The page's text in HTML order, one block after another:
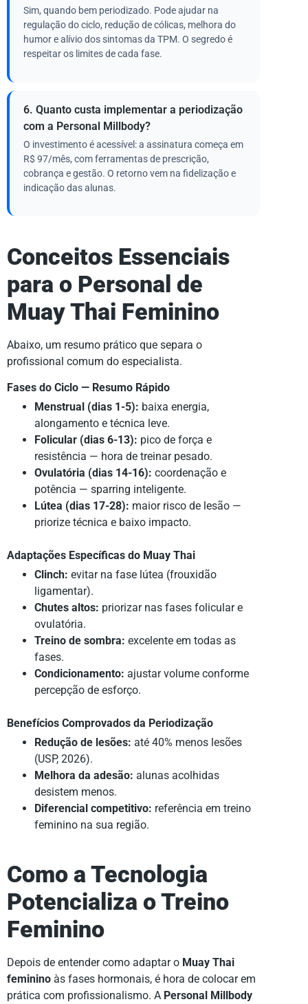
Sim, quando bem periodizado. Pode ajudar na
regulação do ciclo, redução de cólicas, melhora do
humor e alívio dos sintomas da TPM. O segredo é
respeitar os limites de cada fase.
6. Quanto custa implementar a periodização
com a Personal Millbody?
O investimento é acessível: a assinatura começa em
R$ 97/mês, com ferramentas de prescrição,
cobrança e gestão. O retorno vem na fidelização e
indicação das alunas.
Conceitos Essenciais
para o Personal de
Muay Thai Feminino
Abaixo, um resumo prático que separa o
profissional comum do especialista.
Fases do Ciclo — Resumo Rápido
Menstrual (dias 1-5): baixa energia,
alongamento e técnica leve.
Folicular (dias 6-13): pico de força e
resistência — hora de treinar pesado.
Ovulatória (dias 14-16): coordenação e
potência — sparring inteligente.
Lútea (dias 17-28): maior risco de lesão —
priorize técnica e baixo impacto.
Adaptações Específicas do Muay Thai
Clinch: evitar na fase lútea (frouxidão
ligamentar).
Chutes altos: priorizar nas fases folicular e
ovulatória.
Treino de sombra: excelente em todas as
fases.
Condicionamento: ajustar volume conforme
percepção de esforço.
Benefícios Comprovados da Periodização
Redução de lesões: até 40% menos lesões
(USP, 2026).
Melhora da adesão: alunas acolhidas
desistem menos.
Diferencial competitivo: referência em treino
feminino na sua região.
Como a Tecnologia
Potencializa o Treino
Feminino
Depois de entender como adaptar o Muay Thai
feminino às fases hormonais, é hora de colocar em
prática com profissionalismo. A Personal Millbody